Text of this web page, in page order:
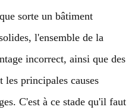
sorte un bâtiment
l'ensemble de la
incorrect, ainsi que des
les principales causes
C'est à ce stade qu'il faut